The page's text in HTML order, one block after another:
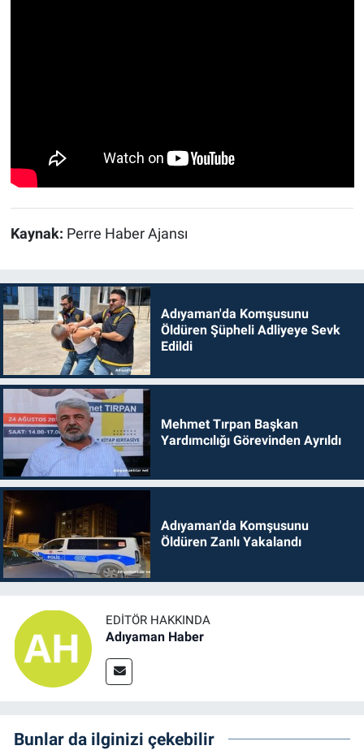
Kaynak: Perre Haber Ajansı
Adıyaman'da Komşusunu
Öldüren Şüpheli Adliyeye Sevk
Edildi
Mehmet Tırpan Başkan
Yardımcılığı Görevinden Ayrıldı
Adıyaman'da Komşusunu
Öldüren Zanlı Yakalandı
EDITÖR HAKKINDA
Adıyaman Haber
Bunlar da ilginizi çekebilir